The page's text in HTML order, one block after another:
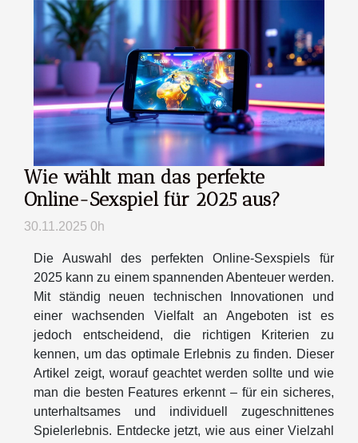
Wie wählt man das perfekte
Online-Sexspiel für 2025 aus?
30.11.2025 0h
Die Auswahl des perfekten Online-Sexspiels für
2025 kann zu einem spannenden Abenteuer werden.
Mit ständig neuen technischen Innovationen und
einer wachsenden Vielfalt an Angeboten ist es
jedoch entscheidend, die richtigen Kriterien zu
kennen, um das optimale Erlebnis zu finden. Dieser
Artikel zeigt, worauf geachtet werden sollte und wie
man die besten Features erkennt – für ein sicheres,
unterhaltsames und individuell zugeschnittenes
Spielerlebnis. Entdecke jetzt, wie aus einer Vielzahl